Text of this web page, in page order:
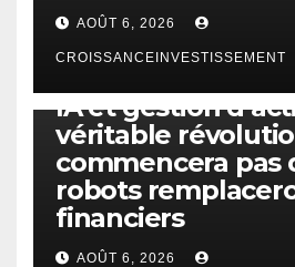
AOÛT 6, 2026
CROISSANCEINVESTISSEMENT
IA et gestion
véritable
commencera pas
robots
financiers
AOÛT 6, 2026